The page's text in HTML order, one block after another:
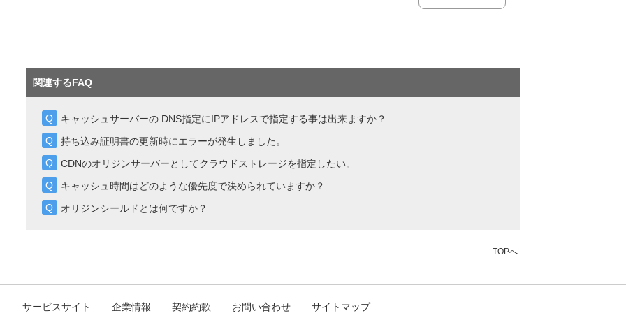
関連するFAQ
キャッシュサーバーの DNS指定にIPアドレスで指定する事は出来ますか？
持ち込み証明書の更新時にエラーが発生しました。
CDNのオリジンサーバーとしてクラウドストレージを指定したい。
キャッシュ時間はどのような優先度で決められていますか？
オリジンシールドとは何ですか？
TOPへ
サービスサイト 企業情報 契約約款 お問い合わせ サイトマップ